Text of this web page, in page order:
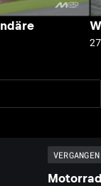
VERGANGEN